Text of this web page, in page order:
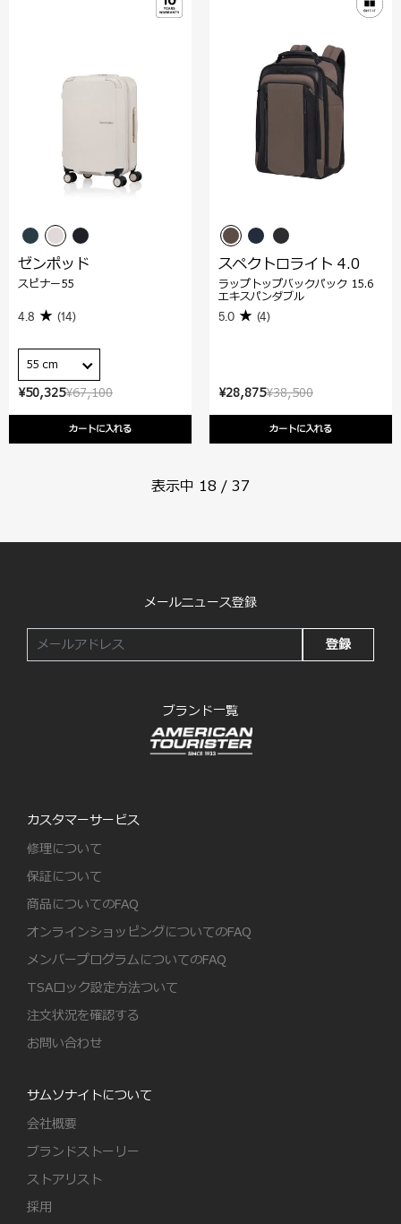
¥67,100
¥50,325
カートに入れる
ゼンポッド
スピナー55
4.8 (14)
55 cm
¥38,500
¥28,875
カートに入れる
スペクトロライト 4.0
ラップトップバックパック 15.6
エキスパンダブル
5.0 (4)
表示中 18 / 37
メールニュース登録
登録
ブランド一覧
カスタマーサービス
修理について
保証について
商品についてのFAQ
オンラインショッピングについてのFAQ
メンバープログラムについてのFAQ
TSAロック設定方法ついて
注文状況を確認する
お問い合わせ
サムソナイトについて
会社概要
ブランドストーリー
ストアリスト
採用